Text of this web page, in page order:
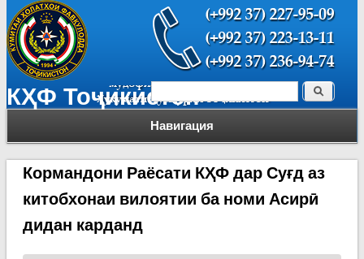
КҲФ Тоҷикистон
Навигация
Форма поиска Поиск
Кормандони Раёсати КҲФ дар Суғд аз
китобхонаи вилоятии ба номи Асирӣ
дидан карданд